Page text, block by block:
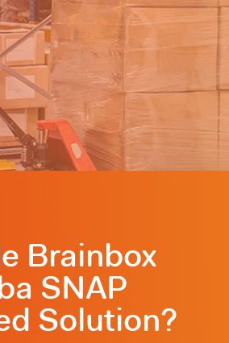
Brainbox
SNAP
Solution?